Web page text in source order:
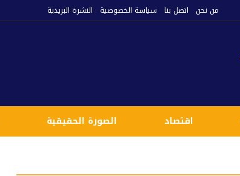
من نحن اتصل بنا سياسة الخصوصية النشرة البريدية
اقتصاد الصورة الحقيقية